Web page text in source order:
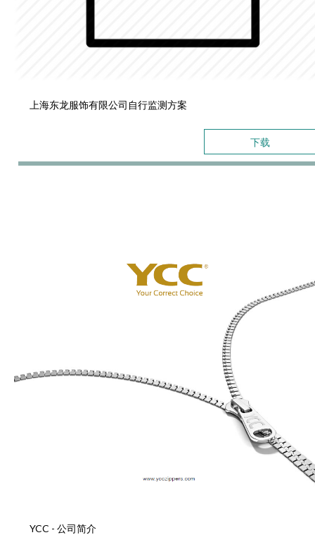
上海东龙服饰有限公司自行监测方案
下载
YCC - 公司简介